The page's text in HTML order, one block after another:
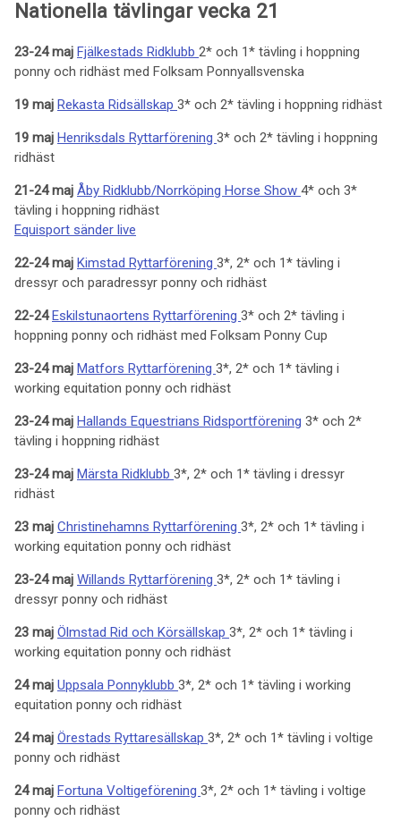
Nationella tävlingar vecka 21
23-24 maj Fjälkestads Ridklubb 2* och 1* tävling i hoppning
ponny och ridhäst med Folksam Ponnyallsvenska
19 maj Rekasta Ridsällskap 3* och 2* tävling i hoppning ridhäst
19 maj Henriksdals Ryttarförening 3* och 2* tävling i hoppning
ridhäst
21-24 maj Åby Ridklubb/Norrköping Horse Show 4* och 3*
tävling i hoppning ridhäst
Equisport sänder live
22-24 maj Kimstad Ryttarförening 3*, 2* och 1* tävling i
dressyr och paradressyr ponny och ridhäst
22-24 Eskilstunaortens Ryttarförening 3* och 2* tävling i
hoppning ponny och ridhäst med Folksam Ponny Cup
23-24 maj Matfors Ryttarförening 3*, 2* och 1* tävling i
working equitation ponny och ridhäst
23-24 maj Hallands Equestrians Ridsportförening 3* och 2*
tävling i hoppning ridhäst
23-24 maj Märsta Ridklubb 3*, 2* och 1* tävling i dressyr
ridhäst
23 maj Christinehamns Ryttarförening 3*, 2* och 1* tävling i
working equitation ponny och ridhäst
23-24 maj Willands Ryttarförening 3*, 2* och 1* tävling i
dressyr ponny och ridhäst
23 maj Ölmstad Rid och Körsällskap 3*, 2* och 1* tävling i
working equitation ponny och ridhäst
24 maj Uppsala Ponnyklubb 3*, 2* och 1* tävling i working
equitation ponny och ridhäst
24 maj Örestads Ryttaresällskap 3*, 2* och 1* tävling i voltige
ponny och ridhäst
24 maj Fortuna Voltigeförening 3*, 2* och 1* tävling i voltige
ponny och ridhäst